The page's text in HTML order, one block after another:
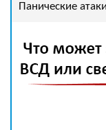
Панические